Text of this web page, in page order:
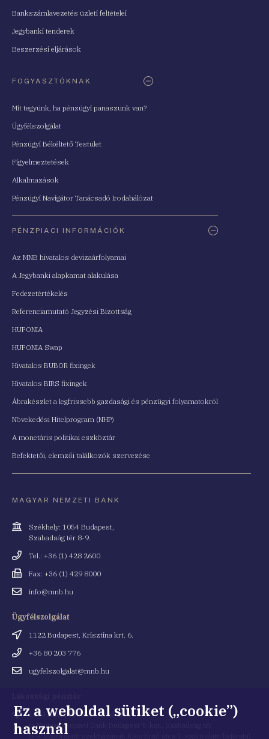
Bankszámlavezetés üzleti feltételei
Jegybanki tenderek
Beszerzési eljárások
FOGYASZTÓKNAK
Mit tegyünk, ha pénzügyi panaszunk van?
Ügyfélszolgálat
Pénzügyi Békéltető Testület
Figyelmeztetések
Alkalmazások
Pénzügyi Navigátor Tanácsadó Irodahálózat
PÉNZPIACI INFORMÁCIÓK
Az MNB hivatalos devizaárfolyamai
A Jegybanki alapkamat alakulása
Fedezetértékelés
Referenciamutató Jegyzési Bizottság
HUFONIA
HUFONIA Swap
Hivatalos BUBOR fixingek
Hivatalos BIRS fixingek
Ábrakészlet a legfrissebb gazdasági és pénzügyi folyamatokról
Növekedési Hitelprogram (NHP)
A monetáris politikai eszköztár
Befektetői, elemzői találkozók szervezése
MAGYAR NEMZETI BANK
Cím
Székhely: 1054 Budapest,
Szabadság tér 8-9.
Telefonszám
Tel.: +36 (1) 428 2600
Fax
Fax: +36 (1) 429 8000
Emailinfo@mnb.hu
Ügyfélszolgálat
Cím
1122 Budapest, Krisztina krt. 6.
Telefonszám
+36 80 203 776
Emailugyfelszolgalat@mnb.hu
Cím 1054 Budapest, Kiss Ernő utca 1.
(a Magyar Nemzeti Bank Budapest V. ker., Szabadság tér
8-9. szám alatti székházának Kiss Ernő utca 1. szám alatti bejárata)
Ez a weboldal sütiket („cookie”)
használ